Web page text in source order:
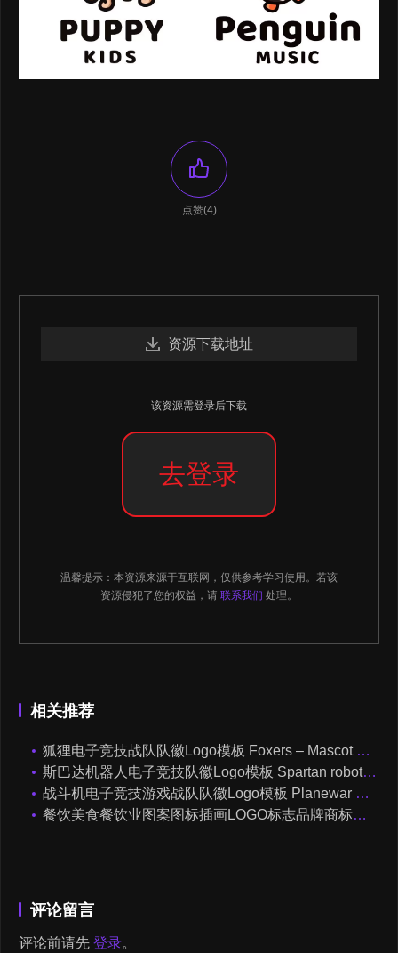
点赞(4)
资源下载地址
该资源需登录后下载
去登录
温馨提示：本资源来源于互联网，仅供参考学习使用。若该
资源侵犯了您的权益，请 联系我们 处理。
相关推荐
狐狸电子竞技战队队徽Logo模板 Foxers – Mascot & Logo Esport
斯巴达机器人电子竞技队徽Logo模板 Spartan robot – Mascot & Esport Logo
战斗机电子竞技游戏战队队徽Logo模板 Planewar Gaming – Mascot & Esport Logo
餐饮美食餐饮业图案图标插画LOGO标志品牌商标店标AI矢量设计素材
评论留言
评论前请先 登录。